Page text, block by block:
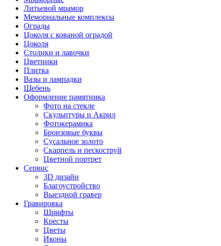
Литьевой мрамор
Мемориальные комплексы
Ограды
Цоколя с кованой оградой
Цоколя
Столики и лавочки
Цветники
Плитка
Вазы и лампадки
Щебень
Оформление памятника
Фото на стекле
Скульптуры и Акрил
Фотокерамика
Бронзовые буквы
Сусальное золото
Скарпель и пескоструй
Цветной портрет
Сервис
3D дизайн
Благоустройство
Выездной гравер
Гравировка
Шрифты
Кресты
Цветы
Иконы